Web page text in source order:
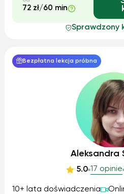
72 zł/60 min
Sprawdzony
Bezpłatna lekcja próbna
Aleksandra
5.0 17 opinie
10+ lata doświadczenia